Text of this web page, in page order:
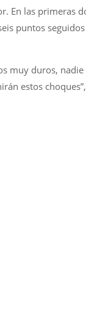
En las primeras
puntos
muy duros, nadie
estos choques”,